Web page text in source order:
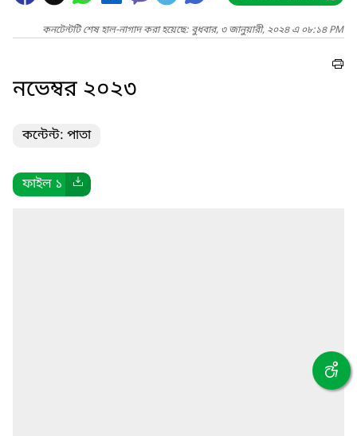
কনটেন্টটি শেষ হাল-নাগাদ করা হয়েছে: বুধবার, ৩ জানুয়ারী, ২০২৪ এ ০৮:১৪ PM
নভেম্বর ২০২৩
কন্টেন্ট: পাতা
ফাইল ১